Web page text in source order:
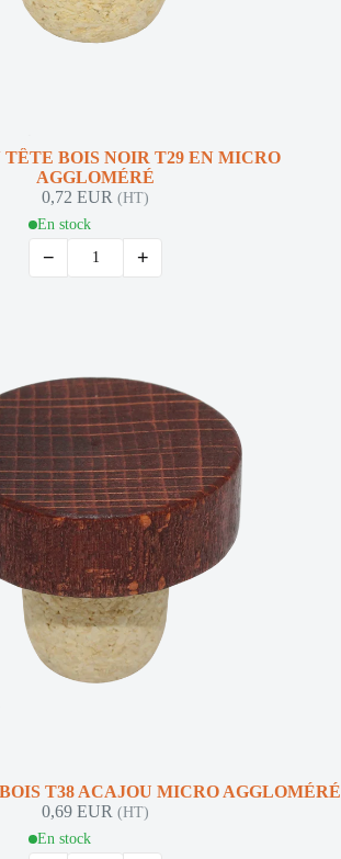
TÊTE BOIS NOIR T29 EN MICRO
AGGLOMÉRÉ
0,72 EUR (HT)
En stock
− +
T38 ACAJOU MICRO AGGLOMÉRÉ
0,69 EUR (HT)
En stock